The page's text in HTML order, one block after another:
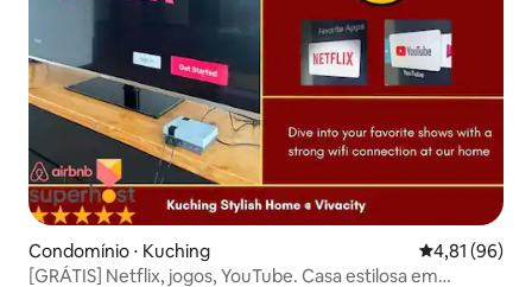
Condomínio ⋅ Kuching 4,81 de uma
4,81 (96)
[GRÁTIS] Netflix, jogos, YouTube. Casa estilosa em